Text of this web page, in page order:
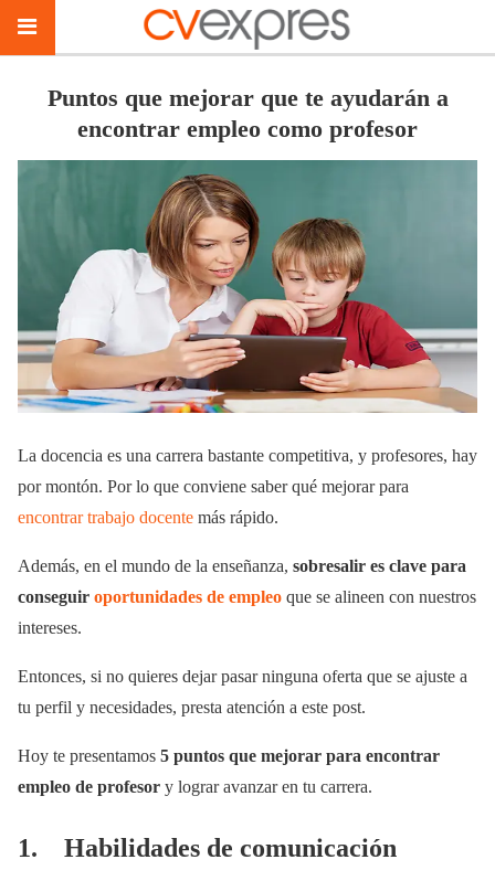
Puntos que mejorar que te ayudarán a
encontrar empleo como profesor
La docencia es una carrera bastante competitiva, y profesores, hay
por montón. Por lo que conviene saber qué mejorar para
encontrar trabajo docente más rápido.
Además, en el mundo de la enseñanza, sobresalir es clave para
conseguir oportunidades de empleo que se alineen con nuestros
intereses.
Entonces, si no quieres dejar pasar ninguna oferta que se ajuste a
tu perfil y necesidades, presta atención a este post.
Hoy te presentamos 5 puntos que mejorar para encontrar
empleo de profesor y lograr avanzar en tu carrera.
1. Habilidades de comunicación